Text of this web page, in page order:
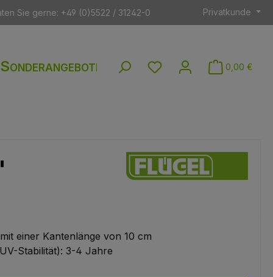
Sie gerne: +49 (0)5522 / 31242-0 Privatkunde
Sonderangebote Du hast 0 Produkte auf
0,00 €
einer Kantenlänge von 10 cm
Stabilität): 3-4 Jahre